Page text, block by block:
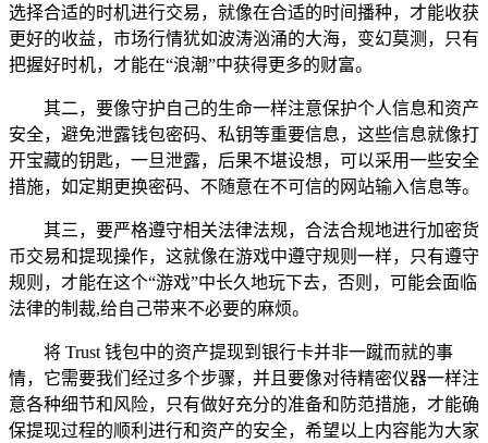
选择合适的时机进行交易，就像在合适的时间播种，才能收获
更好的收益，市场行情犹如波涛汹涌的大海，变幻莫测，只有
把握好时机，才能在“浪潮”中获得更多的财富。
其二，要像守护自己的生命一样注意保护个人信息和资产
安全，避免泄露钱包密码、私钥等重要信息，这些信息就像打
开宝藏的钥匙，一旦泄露，后果不堪设想，可以采用一些安全
措施，如定期更换密码、不随意在不可信的网站输入信息等。
其三，要严格遵守相关法律法规，合法合规地进行加密货
币交易和提现操作，这就像在游戏中遵守规则一样，只有遵守
规则，才能在这个“游戏”中长久地玩下去，否则，可能会面临
法律的制裁,给自己带来不必要的麻烦。
将 Trust 钱包中的资产提现到银行卡并非一蹴而就的事
情，它需要我们经过多个步骤，并且要像对待精密仪器一样注
意各种细节和风险，只有做好充分的准备和防范措施，才能确
保提现过程的顺利进行和资产的安全，希望以上内容能为大家